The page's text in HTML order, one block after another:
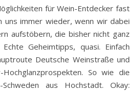
uns immer wieder, wenn wir dabei
aufstöbern, die bisher nicht ganz
Geheimtipps, quasi. Einfach
Deutsche Weinstraße und
Hochglanzprospekten. So wie die
aus Hochstadt. Okay: